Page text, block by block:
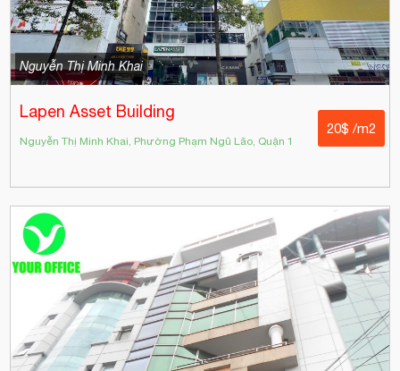
Nguyễn Thị Minh Khai
Lapen Asset Building
Nguyễn Thị Minh Khai, Phường Phạm Ngũ Lão, Quận 1
20$ /m2